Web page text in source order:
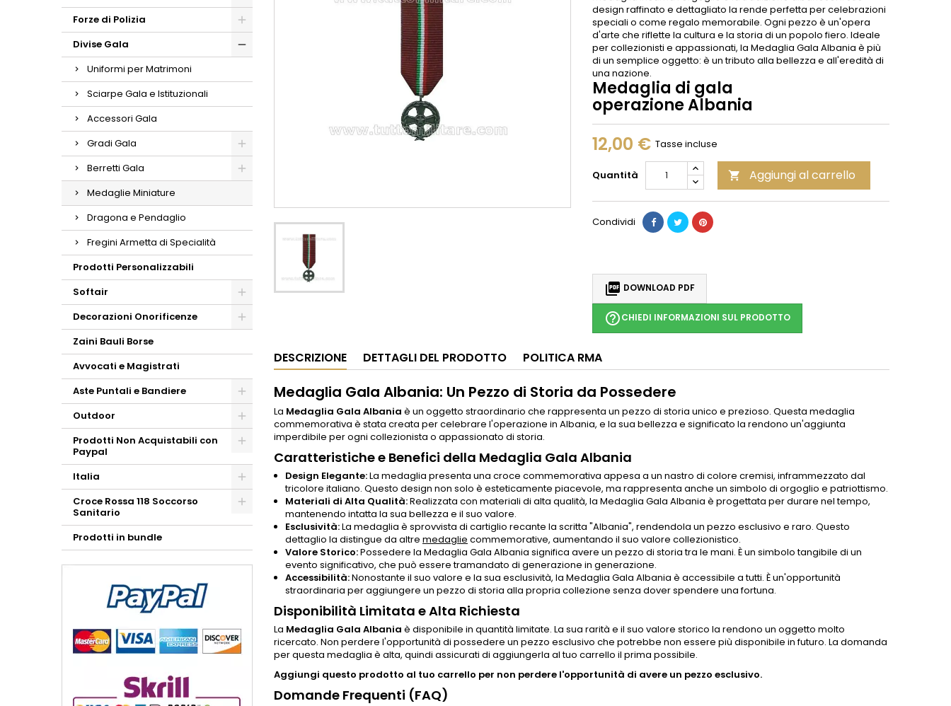
Forze di Polizia
Divise Gala
Uniformi per Matrimoni
Sciarpe Gala e Istituzionali
Accessori Gala
Gradi Gala
Berretti Gala
Medaglie Miniature
Dragona e Pendaglio
Fregini Armetta di Specialità
Prodotti Personalizzabili
Softair
Decorazioni Onorificenze
Zaini Bauli Borse
Avvocati e Magistrati
Aste Puntali e Bandiere
Outdoor
Prodotti Non Acquistabili con
Paypal
Italia
Croce Rossa 118 Soccorso
Sanitario
Prodotti in bundle
design raffinato e dettagliato la rende perfetta per celebrazioni
speciali o come regalo memorabile. Ogni pezzo è un'opera
d'arte che riflette la cultura e la storia di un popolo fiero. Ideale
per collezionisti e appassionati, la Medaglia Gala Albania è più
di un semplice oggetto: è un tributo alla bellezza e all'eredità di
una nazione.
Medaglia di gala
operazione Albania
12,00 € Tasse incluse
Quantità  Aggiungi al carrello
Condividi
 DOWNLOAD PDF
help_outlineCHIEDI INFORMAZIONI SUL PRODOTTO
DESCRIZIONE DETTAGLI DEL PRODOTTO POLITICA RMA
Medaglia Gala Albania: Un Pezzo di Storia da Possedere
La Medaglia Gala Albania è un oggetto straordinario che rappresenta un pezzo di storia unico e prezioso. Questa medaglia
commemorativa è stata creata per celebrare l'operazione in Albania, e la sua bellezza e significato la rendono un'aggiunta
imperdibile per ogni collezionista o appassionato di storia.
Caratteristiche e Benefici della Medaglia Gala Albania
Design Elegante:La medaglia presenta una croce commemorativa appesa a un nastro di colore cremisi, inframmezzato dal
tricolore italiano. Questo design non solo è esteticamente piacevole, ma rappresenta anche un simbolo di orgoglio e patriottismo.
Materiali di Alta Qualità:Realizzata con materiali di alta qualità, la Medaglia Gala Albania è progettata per durare nel tempo,
mantenendo intatta la sua bellezza e il suo valore.
Esclusività:La medaglia è sprovvista di cartiglio recante la scritta "Albania", rendendola un pezzo esclusivo e raro. Questo
dettaglio la distingue da altre medaglie commemorative, aumentando il suo valore collezionistico.
Valore Storico:Possedere la Medaglia Gala Albania significa avere un pezzo di storia tra le mani. È un simbolo tangibile di un
evento significativo, che può essere tramandato di generazione in generazione.
Accessibilità:Nonostante il suo valore e la sua esclusività, la Medaglia Gala Albania è accessibile a tutti. È un'opportunità
straordinaria per aggiungere un pezzo di storia alla propria collezione senza dover spendere una fortuna.
Disponibilità Limitata e Alta Richiesta
La Medaglia Gala Albania è disponibile in quantità limitate. La sua rarità e il suo valore storico la rendono un oggetto molto
ricercato. Non perdere l'opportunità di possedere un pezzo esclusivo che potrebbe non essere più disponibile in futuro. La domanda
per questa medaglia è alta, quindi assicurati di aggiungerla al tuo carrello il prima possibile.
Aggiungi questo prodotto al tuo carrello per non perdere l'opportunità di avere un pezzo esclusivo.
Domande Frequenti (FAQ)